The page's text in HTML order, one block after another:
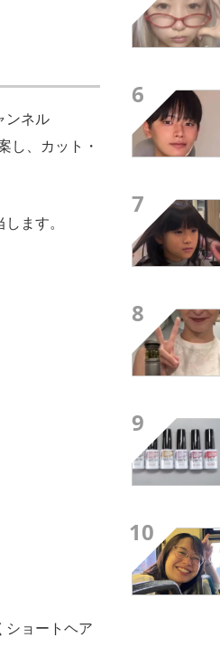
ンネル
し、カット・
ます。
ショートヘア
6
7
8
9
10